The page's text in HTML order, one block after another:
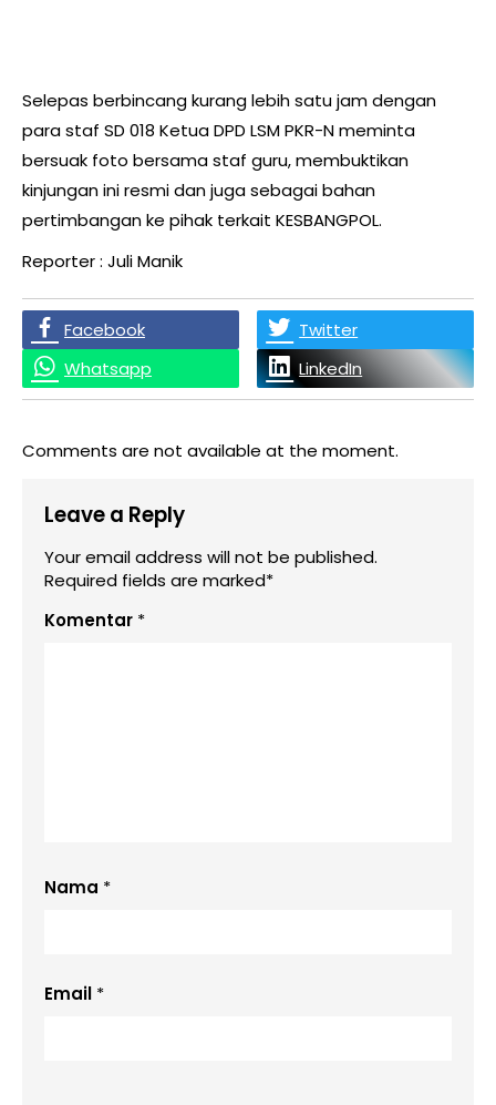
Selepas berbincang kurang lebih satu jam dengan
para staf SD 018 Ketua DPD LSM PKR-N meminta
bersuak foto bersama staf guru, membuktikan
kinjungan ini resmi dan juga sebagai bahan
pertimbangan ke pihak terkait KESBANGPOL.
Reporter : Juli Manik
Facebook
Twitter
Whatsapp
LinkedIn
Comments are not available at the moment.
Leave a Reply
Your email address will not be published.
Required fields are marked*
Komentar *
Nama *
Email *